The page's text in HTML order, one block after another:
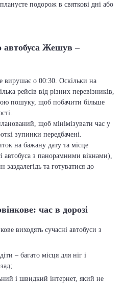
подорож в святкові дні або
автобуса Жешув –
вирушає о 00:30. Оскільки на
рейсів від різних перевізників,
пошуку, щоб побачити більше
щоб мінімізувати час у
зупинки передбачені.
на бажану дату та місце
автобуса з панорамними вікнами),
та готуватися до
час в дорозі
виходять сучасні автобуси з
– багато місця для ніг і
і швидкий інтернет, який не